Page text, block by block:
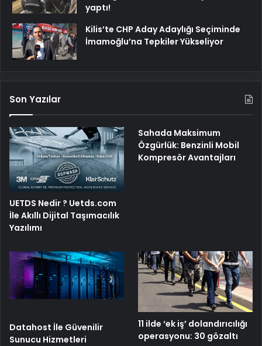
yaptı!
Kilis’te CHP Aday Adaylığı Seçiminde
İmamoğlu’na Tepkiler Yükseliyor
Son Yazılar
UETDS Nedir ? Uetds.com
İle Akıllı Dijital Taşımacılık
Yazılımı
Sahada Maksimum
Özgürlük: Benzinli Mobil
Kompresör Avantajları
Datahost İle Güvenilir
Sunucu Hizmetleri
11 ilde ‘ek iş’ dolandırıcılığı
operasyonu: 30 gözaltı